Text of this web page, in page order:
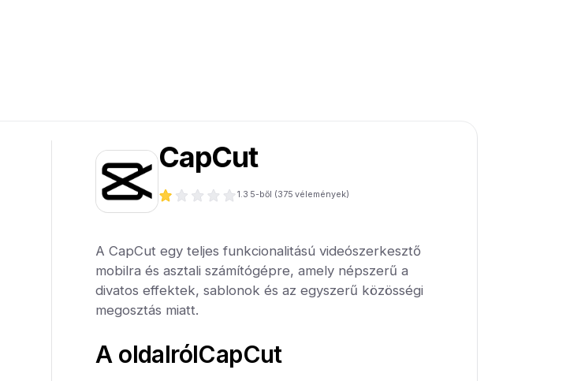
CapCut
1.3 5-ből (375 vélemények)
A CapCut egy teljes funkcionalitású videószerkesztő
mobilra és asztali számítógépre, amely népszerű a
divatos effektek, sablonok és az egyszerű közösségi
megosztás miatt.
A oldalrólCapCut